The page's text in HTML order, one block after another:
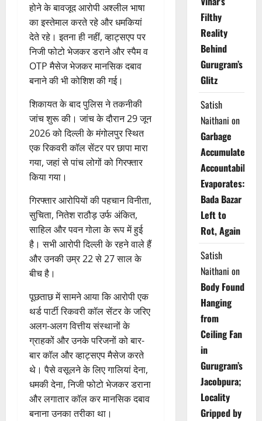
होने के बावजूद आरोपी अश्लील भाषा
का इस्तेमाल करते रहे और धमकियां
देते रहे। इतना ही नहीं, व्हाट्सएप पर
निजी फोटो भेजकर डराने और स्पैम व
OTP मैसेज भेजकर मानसिक दबाव
बनाने की भी कोशिश की गई।
शिकायत के बाद पुलिस ने तकनीकी
जांच शुरू की। जांच के दौरान 29 जून
2026 को दिल्ली के मंगोलपुर स्थित
एक रिकवरी कॉल सेंटर पर छापा मारा
गया, जहां से पांच लोगों को गिरफ्तार
किया गया।
गिरफ्तार आरोपियों की पहचान विनीता,
सुचिता, नितेश राठौड़ उर्फ अंकित,
साहिल और पवन गोला के रूप में हुई
है। सभी आरोपी दिल्ली के रहने वाले हैं
और उनकी उम्र 22 से 27 साल के
बीच है।
पूछताछ में सामने आया कि आरोपी एक
थर्ड पार्टी रिकवरी कॉल सेंटर के जरिए
अलग-अलग वित्तीय संस्थानों के
ग्राहकों और उनके परिजनों को बार-
बार कॉल और व्हाट्सएप मैसेज करते
थे। पैसे वसूलने के लिए गालियां देना,
धमकी देना, निजी फोटो भेजकर डराना
और लगातार कॉल कर मानसिक दबाव
बनाना उनका तरीका था।
Filthy
Reality
Behind
Gurugram’s
Glitz
Satish
Naithani on
Garbage
Accumulates,
Accountability
Evaporates:
Bada Bazar
Left to
Rot, Again
Satish
Naithani on
Body Found
Hanging
from
Ceiling Fan
in
Gurugram’s
Jacobpura;
Locality
Gripped by